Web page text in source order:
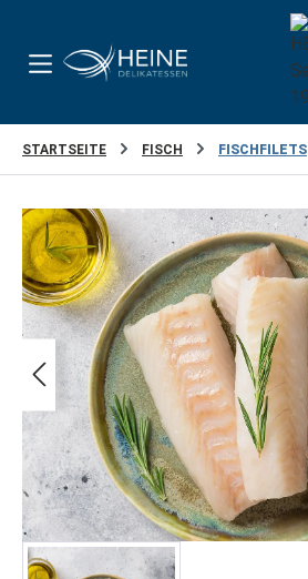
STARTSEITE FISCH FISCHFILETS
Bildergalerie überspringen